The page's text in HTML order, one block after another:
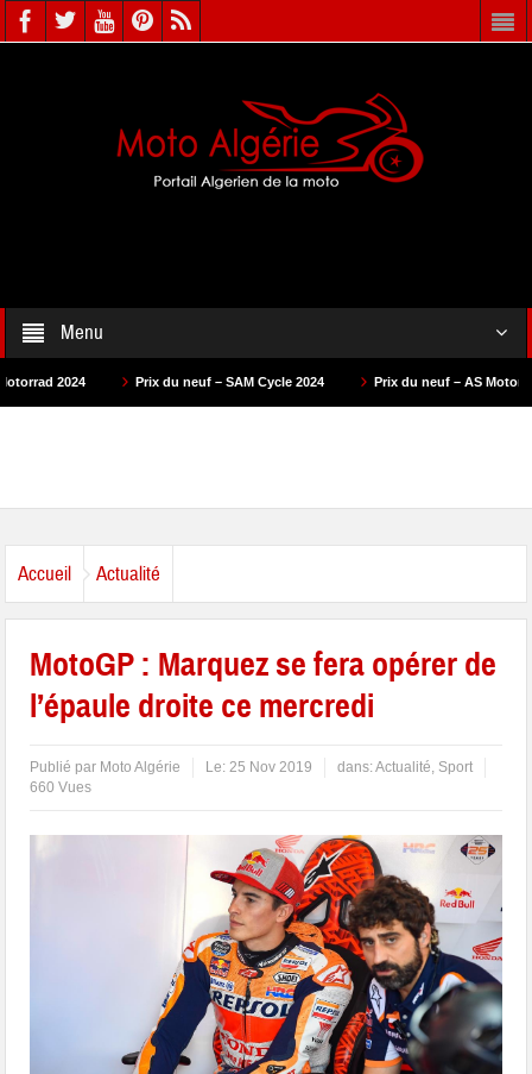
Menu
Prix du neuf – SAM Cycle 2024 Prix du neuf – AS Motors 2024
Accueil Actualité
MotoGP : Marquez se fera opérer de
l’épaule droite ce mercredi
Publié par Moto Algérie Le:25 Nov 2019 dans:Actualité, Sport
660 Vues